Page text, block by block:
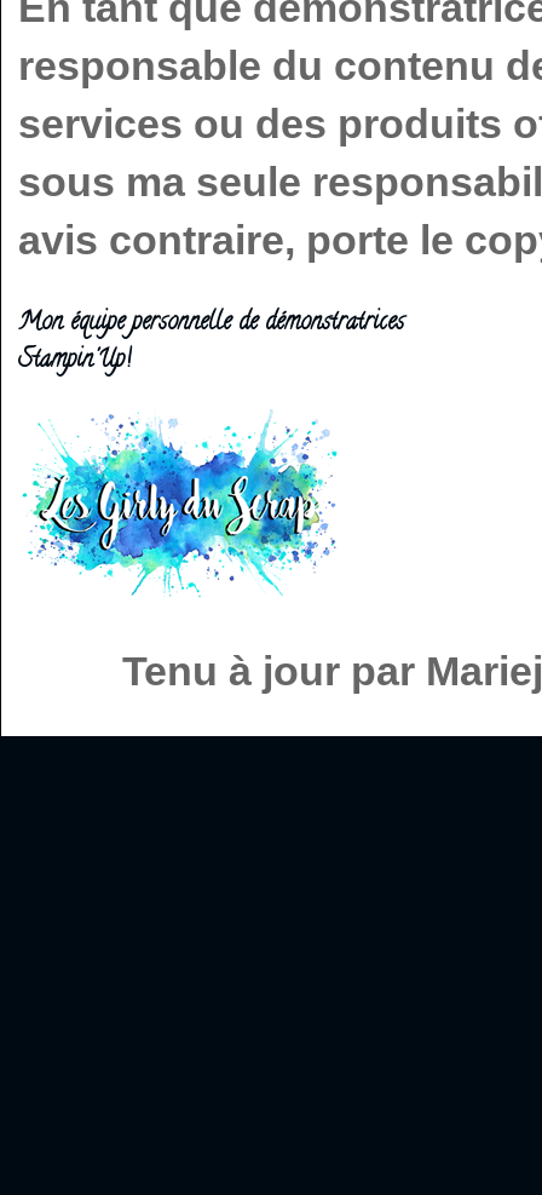
responsable du contenu
services ou des produits
sous ma seule
avis contraire, porte le
Mon équipe personnelle de démonstratrices
Stampin'Up!
Tenu à jour par